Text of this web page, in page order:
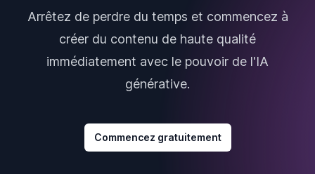
Arrêtez de perdre du temps et commencez à
créer du contenu de haute qualité
immédiatement avec le pouvoir de l'IA
générative.
Commencez gratuitement